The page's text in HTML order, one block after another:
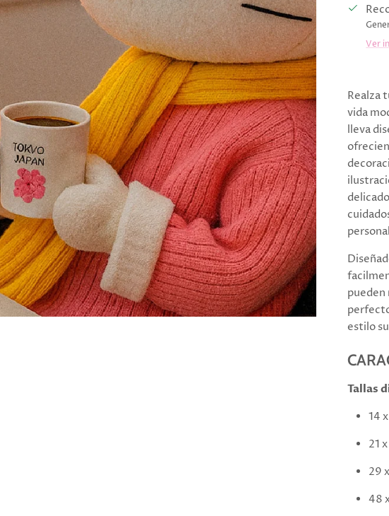
Ver
Realza
vida
lleva
pueden
estilo
Tallas
14
21
29
48